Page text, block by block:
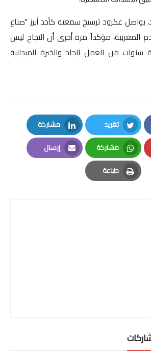
يواصل عكرود ترسيخ سمعته كأحد أبرز "صناع
المغربية، مؤكداً مرة أخرى أن النجاح ليس
سنوات من العمل الجاد والخبرة الميدانية
تغريد
Twitter
مشاركة
LinkedIn
مشاركة
Whatsapp
إرسال
Email
طباعة
Print